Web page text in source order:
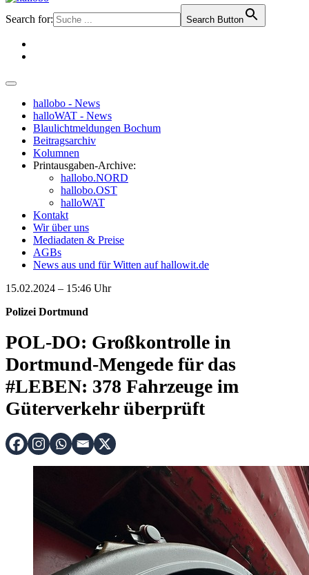
Search for: Search Button
hallobo - News
halloWAT - News
Blaulichtmeldungen Bochum
Beitragsarchiv
Kolumnen
Printausgaben-Archive:
hallobo.NORD
hallobo.OST
halloWAT
Kontakt
Wir über uns
Mediadaten & Preise
AGBs
News aus und für Witten auf hallowit.de
15.02.2024 – 15:46 Uhr
Polizei Dortmund
POL-DO: Großkontrolle in
Dortmund-Mengede für das
#LEBEN: 378 Fahrzeuge im
Güterverkehr überprüft